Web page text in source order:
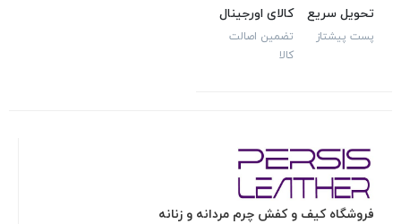
تحویل سریع
پست پیشتاز
کالای اورجینال
تضمین اصالت
کالا
فروشگاه کیف و کفش چرم مردانه و زنانه